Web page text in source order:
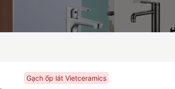
Gạch ốp lát Vietceramics